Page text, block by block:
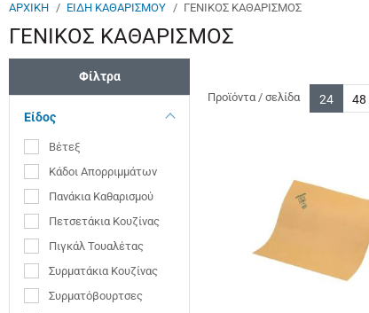
ΑΝΑΛΩΣΙΜΑ & ΣΥΣΚΕΥΑΣΙΕΣ
ΕΙΔΗ ΚΟΥΖΙΝΑΣ & ΣΕΡΒΙΡΙΣΜΑΤΟΣ
ΑΠΟΛΥΜΑΝΣΗ - ΠΡΟΣΩΠΙΚΗ
ΑΠΟΡΡΥΠΑΝΤΙΚΑ - ΚΑΘΑΡΙΣΤΙΚΑ
ΑΞΕΣΟΥΑΡ ΕΠΙΣΚΕΠΤΗ &
AMENITIES
ΚΑΦΕΣ- ΡΟΦΗΜΑ
ΑΡΧΙΚΗ ΕΙΔΗ ΚΑΘΑΡΙΣΜΟΥ ΓΕΝΙΚΟΣ ΚΑΘΑΡΙΣΜΟΣ
ΓΕΝΙΚΟΣ ΚΑΘΑΡΙΣΜΟΣ
Φίλτρα
Είδος
Βέτεξ
Κάδοι Απορριμμάτων
Πανάκια Καθαρισμού
Πετσετάκια Κουζίνας
Πιγκάλ Τουαλέτας
Συρματάκια Κουζίνας
Συρματόβουρτσες
Προϊόντα / σελίδα 24 48